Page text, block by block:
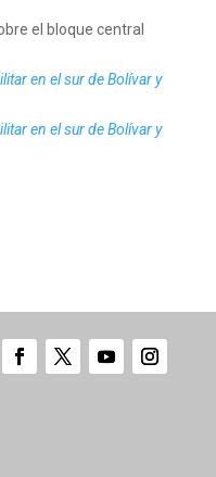
el bloque central
en el sur de Bolívar y
en el sur de Bolívar y